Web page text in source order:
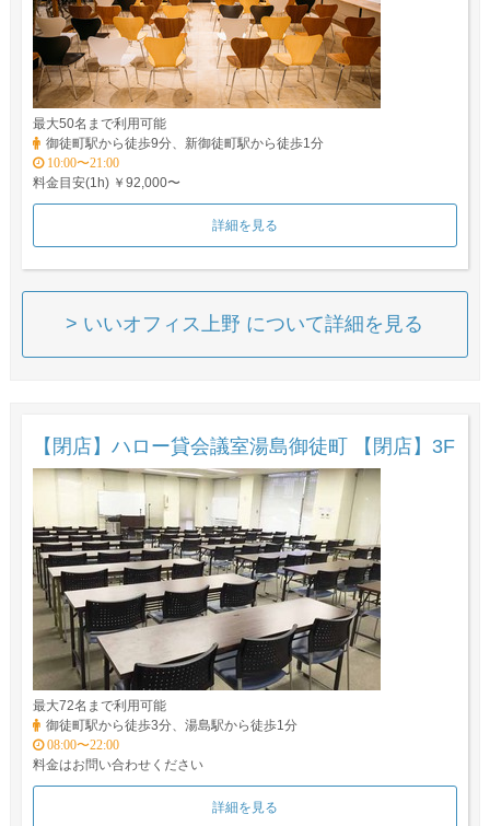
最大50名まで利用可能
御徒町駅から徒歩9分、新御徒町駅から徒歩1分
10:00〜21:00
料金目安(1h) ￥92,000〜
詳細を見る
> いいオフィス上野 について詳細を見る
【閉店】ハロー貸会議室湯島御徒町 【閉店】3F
最大72名まで利用可能
御徒町駅から徒歩3分、湯島駅から徒歩1分
08:00〜22:00
料金はお問い合わせください
詳細を見る